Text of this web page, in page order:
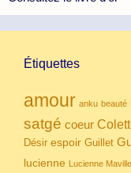
Étiquettes
amour anku beauté
satgé coeur
Désir espoir Guillet
lucienne Lucienne